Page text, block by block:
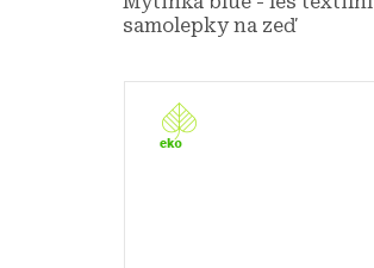
samolepky na zeď